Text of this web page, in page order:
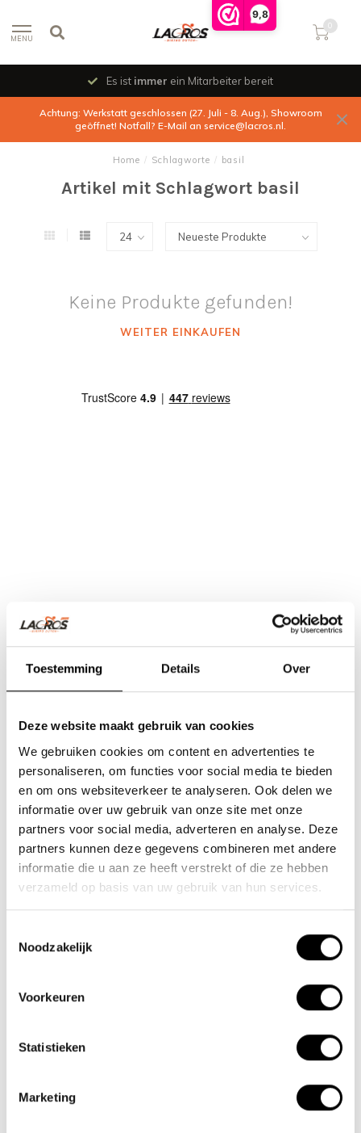
9,8
Toestemming Details Over
Deze website maakt gebruik van cookies
We gebruiken cookies om content en advertenties te
personaliseren, om functies voor social media te bieden
en om ons websiteverkeer te analyseren. Ook delen we
informatie over uw gebruik van onze site met onze
partners voor social media, adverteren en analyse. Deze
partners kunnen deze gegevens combineren met andere
informatie die u aan ze heeft verstrekt of die ze hebben
verzameld op basis van uw gebruik van hun services.
Noodzakelijk
Voorkeuren
Statistieken
Marketing
MENU
0
Es ist immer ein Mitarbeiter bereit
Achtung: Werkstatt geschlossen (27. Juli - 8. Aug.), Showroom
geöffnet! Notfall? E-Mail an service@lacros.nl.
Home / Schlagworte / basil
Artikel mit Schlagwort basil
Keine Produkte gefunden!
WEITER EINKAUFEN
Team Lacros
Nieuwe Eerdsebaan 16, 5482 VS Schijndel Nederland
Handelskammernummer: 62140957
Umsatzsteuer-Identifikationsnummer: NL854680950B01
(+31) 73 203 2487
(+31) 73 203 2487
sales@lacros.nl
Warum ein elektrisches Faltrad von Lacros wählen